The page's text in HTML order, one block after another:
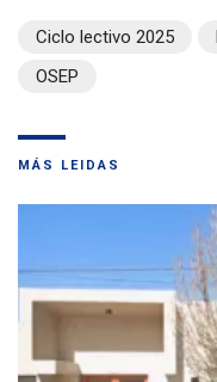
Ciclo lectivo 2025
OSEP
MÁS LEIDAS